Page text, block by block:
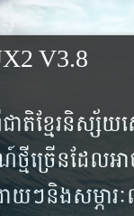
V3.8
ខ្មែរនិស្ស័យស្
ថ្មីច្រើន​ដែល​
និង​សម្ភារៈ​ល្